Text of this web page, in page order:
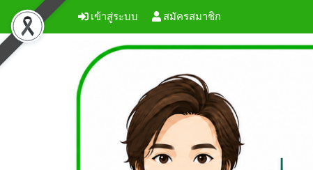
เข้าสู่ระบบ สมัครสมาชิก